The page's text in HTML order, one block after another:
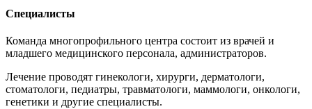
Специалисты
Команда многопрофильного центра состоит из врачей и
младшего медицинского персонала, администраторов.
Лечение проводят гинекологи, хирурги, дерматологи,
стоматологи, педиатры, травматологи, маммологи, онкологи,
генетики и другие специалисты.